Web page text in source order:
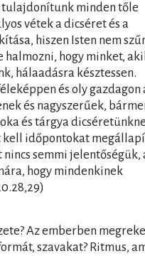
minden tőle
vétek a dicséret és a
hiszen Isten nem
hogy minket,
hálaadásra késztessen.
és oly gazdagon
és nagyszerűek,
és tárgya
kell időpontokat
semmi jelentőségük,
hogy mindenkinek
Az emberben
szavakat? Ritmus,